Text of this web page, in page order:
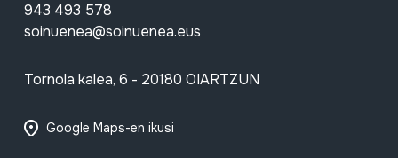
943 493 578
soinuenea@soinuenea.eus
Tornola kalea, 6 - 20180 OIARTZUN
Google Maps-en ikusi